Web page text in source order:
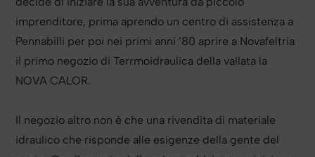
imprenditore, prima aprendo un centro di assistenza a
Pennabilli per poi nei primi anni ’80 aprire a Novafeltria
il primo negozio di Terrmoidraulica della vallata la
NOVA CALOR.
Il negozio altro non è che una rivendita di materiale
idraulico che risponde alle esigenze della gente del